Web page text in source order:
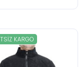
KARGO